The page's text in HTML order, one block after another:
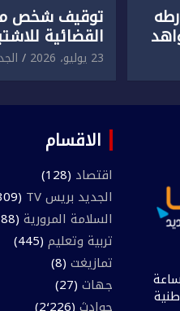
توقيف شخص
القضائية
الابتزاز
في حق سائح
23 يوليو، 2026
الاقسام
اقتصاد (128)
الجديد بريس TV
(309)
السلامة المرورية (188)
تربية وتعليم (445)
تمازيغت (8)
جهات (27)